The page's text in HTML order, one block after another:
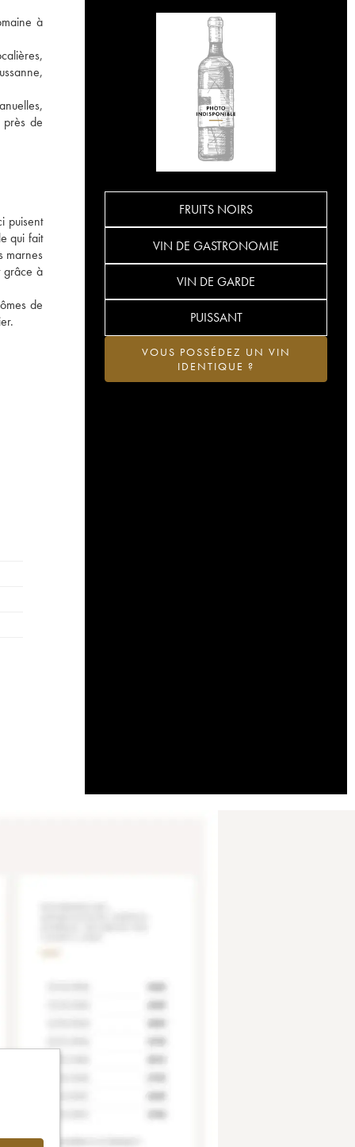
à
près de
puisent
qui fait
marnes
grâce à
de
FRUITS NOIRS
VIN DE GASTRONOMIE
VIN DE GARDE
PUISSANT
VOUS POSSÉDEZ UN VIN
IDENTIQUE ?